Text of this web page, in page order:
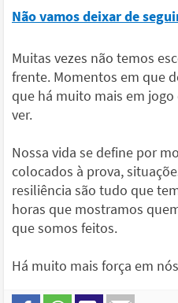
Não vamos deixar de
Muitas vezes não temos
frente. Momentos em que
que há muito mais em
ver.
Nossa vida se define por
colocados à prova,
resiliência são tudo que
horas que mostramos
que somos feitos.
Há muito mais força em